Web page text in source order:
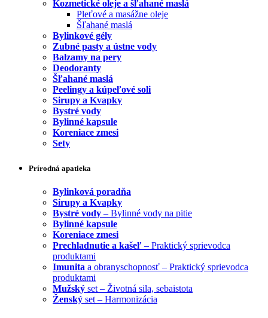
Kozmetické oleje a šľahané maslá
Pleťové a masážne oleje
Šľahané maslá
Bylinkové gély
Zubné pasty a ústne vody
Balzamy na pery
Deodoranty
Šľahané maslá
Peelingy a kúpeľové soli
Sirupy a Kvapky
Bystré vody
Bylinné kapsule
Koreniace zmesi
Sety
Prírodná apatieka
Bylinková poradňa
Sirupy a Kvapky
Bystré vody – Bylinné vody na pitie
Bylinné kapsule
Koreniace zmesi
Prechladnutie a kašeľ – Praktický sprievodca
produktami
Imunita a obranyschopnosť – Praktický sprievodca
produktami
Mužský set – Životná sila, sebaistota
Ženský set – Harmonizácia